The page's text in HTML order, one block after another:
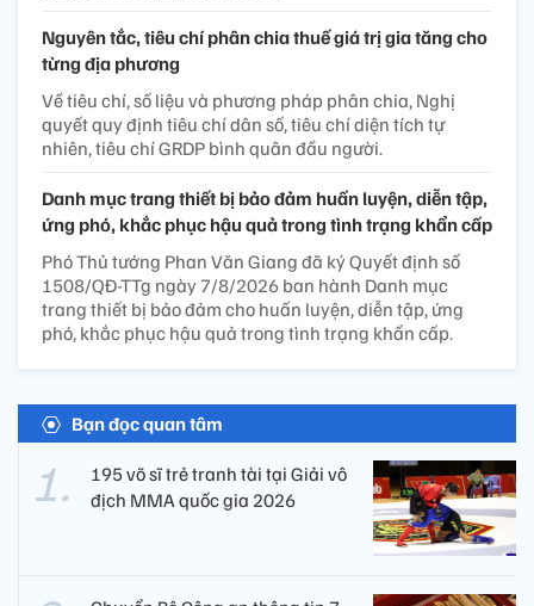
Nguyên tắc, tiêu chí phân chia thuế giá trị gia tăng cho
từng địa phương
Về tiêu chí, số liệu và phương pháp phân chia, Nghị
quyết quy định tiêu chí dân số, tiêu chí diện tích tự
nhiên, tiêu chí GRDP bình quân đầu người.
Danh mục trang thiết bị bảo đảm huấn luyện, diễn tập,
ứng phó, khắc phục hậu quả trong tình trạng khẩn cấp
Phó Thủ tướng Phan Văn Giang đã ký Quyết định số
1508/QĐ-TTg ngày 7/8/2026 ban hành Danh mục
trang thiết bị bảo đảm cho huấn luyện, diễn tập, ứng
phó, khắc phục hậu quả trong tình trạng khẩn cấp.
Bạn đọc quan tâm
195 võ sĩ trẻ tranh tài tại Giải vô
địch MMA quốc gia 2026